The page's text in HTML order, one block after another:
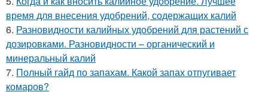
время для внесения удобрений, содержащих калий
6. Разновидности калийных удобрений для растений с
дозировками. Разновидности – органический и
минеральный калий
7. Полный гайд по запахам. Какой запах отпугивает
комаров?